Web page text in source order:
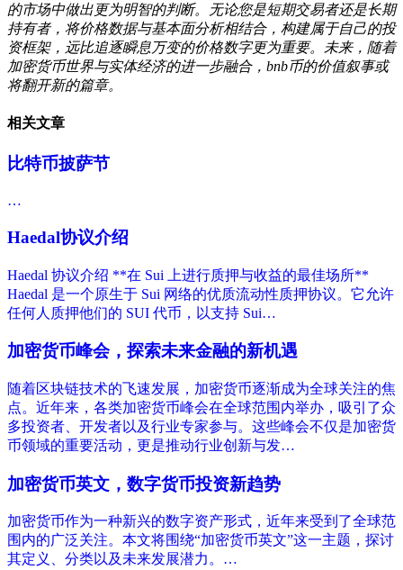
的市场中做出更为明智的判断。无论您是短期交易者还是长期
持有者，将价格数据与基本面分析相结合，构建属于自己的投
资框架，远比追逐瞬息万变的价格数字更为重要。未来，随着
加密货币世界与实体经济的进一步融合，bnb币的价值叙事或
将翻开新的篇章。
相关文章
比特币披萨节
…
Haedal协议介绍
Haedal 协议介绍 **在 Sui 上进行质押与收益的最佳场所**
Haedal 是一个原生于 Sui 网络的优质流动性质押协议。它允许
任何人质押他们的 SUI 代币，以支持 Sui…
加密货币峰会，探索未来金融的新机遇
随着区块链技术的飞速发展，加密货币逐渐成为全球关注的焦
点。近年来，各类加密货币峰会在全球范围内举办，吸引了众
多投资者、开发者以及行业专家参与。这些峰会不仅是加密货
币领域的重要活动，更是推动行业创新与发…
加密货币英文，数字货币投资新趋势
加密货币作为一种新兴的数字资产形式，近年来受到了全球范
围内的广泛关注。本文将围绕“加密货币英文”这一主题，探讨
其定义、分类以及未来发展潜力。…